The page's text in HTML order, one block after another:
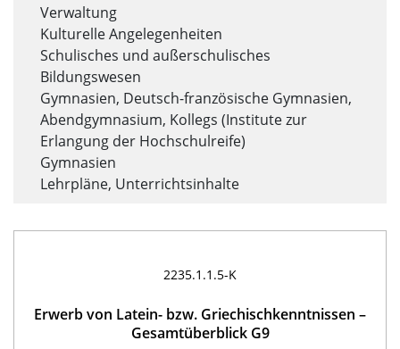
Verwaltung
Kulturelle Angelegenheiten
Schulisches und außerschulisches
Bildungswesen
Gymnasien, Deutsch-französische Gymnasien,
Abendgymnasium, Kollegs (Institute zur
Erlangung der Hochschulreife)
Gymnasien
Lehrpläne, Unterrichtsinhalte
2235.1.1.5-K
Erwerb von Latein- bzw. Griechischkenntnissen –
Gesamtüberblick G9